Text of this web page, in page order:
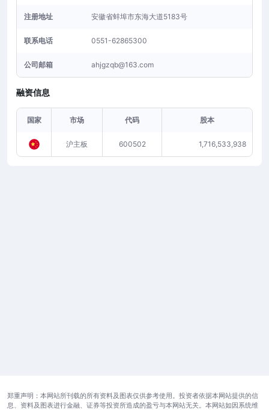
注册地址 安徽省蚌埠市东海大道5183号
联系电话 0551-62865300
公司邮箱 ahjgzqb@163.com
融资信息
国家 市场 代码 股本
沪主板 600502 1,716,533,938
郑重声明：本网站所刊载的所有资料及图表仅供参考使用。投资者依据本网站提供的信
息、资料及图表进行金融、证券等投资所造成的盈亏与本网站无关。本网站如因系统维